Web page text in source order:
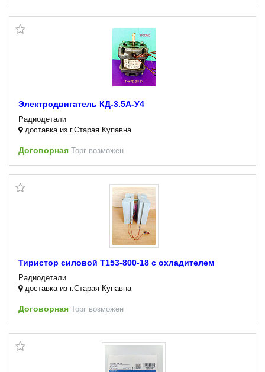
Электродвигатель КД-3.5А-У4
Радиодетали
доставка из г.Старая Купавна
Договорная Торг возможен
Тиристор силовой Т153-800-18 с охладителем
Радиодетали
доставка из г.Старая Купавна
Договорная Торг возможен